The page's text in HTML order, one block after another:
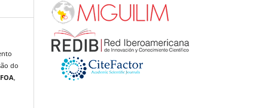
do
,